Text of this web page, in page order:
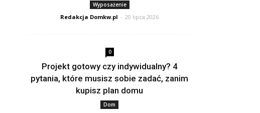
Wyposażenie
Redakcja Domkw.pl - 20 lipca 2026
0
Projekt gotowy czy indywidualny? 4
pytania, które musisz sobie zadać, zanim
kupisz plan domu
Dom